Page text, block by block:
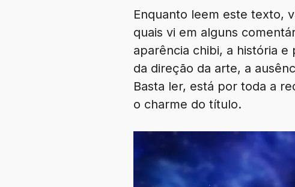
Enquanto leem este texto,
quais vi em alguns
aparência chibi, a história
da direção da arte, a
Basta ler, está por toda a
o charme do título.